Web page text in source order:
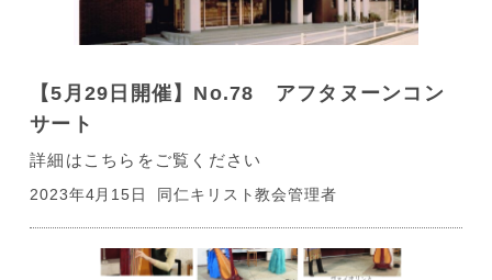
【5月29日開催】No.78 アフタヌーンコン
サート
詳細はこちらをご覧ください
2023年4月15日 同仁キリスト教会管理者